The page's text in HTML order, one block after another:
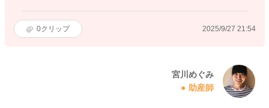
0クリップ 2025/9/27 21:54
宮川めぐみ
助産師